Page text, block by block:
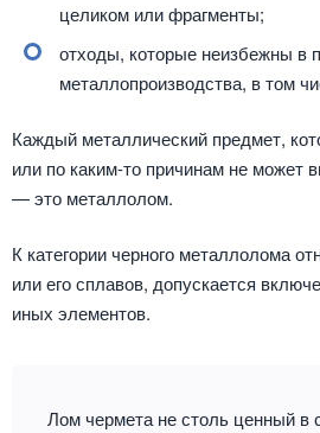
целиком или фрагменты;
отходы, которые неизбежны в
металлопроизводства, в том
Каждый металлический предмет,
или по каким-то причинам не может
— это металлолом.
К категории черного металлолома
или его сплавов, допускается
иных элементов.
Лом чермета не столь ценный в